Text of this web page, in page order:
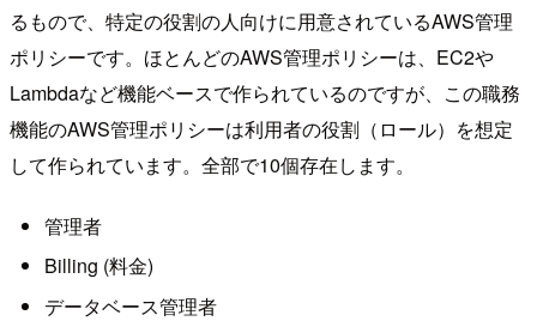
るもので、特定の役割の人向けに用意されているAWS管理
ポリシーです。ほとんどのAWS管理ポリシーは、EC2や
Lambdaなど機能ベースで作られているのですが、この職務
機能のAWS管理ポリシーは利用者の役割（ロール）を想定
して作られています。全部で10個存在します。
管理者
Billing (料金)
データベース管理者